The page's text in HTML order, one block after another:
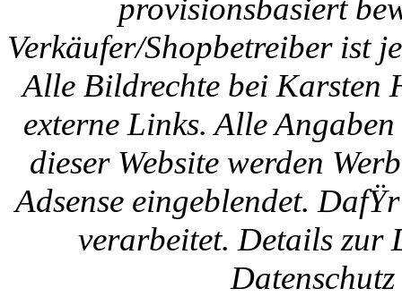
provisionsbasiert
Verkäufer/Shopbetreiber ist
Alle Bildrechte bei Karsten
externe Links. Alle
dieser Website werden
Adsense eingeblendet.
verarbeitet. Details zur